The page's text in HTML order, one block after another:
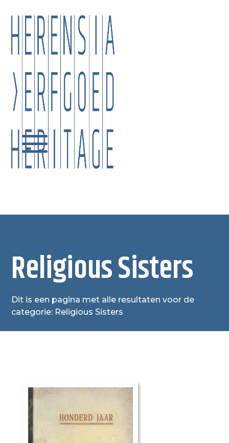
Religious Sisters
Dit is een pagina met alle resultaten voor de
categorie: Religious Sisters